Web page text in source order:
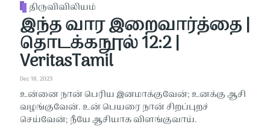
திருவிவிலியம்
இந்த வார இறைவார்த்தை |
தொடக்கநூல் 12:2 |
VeritasTamil
Dec 18, 2023
உன்னை நான் பெரிய இனமாக்குவேன்; உனக்கு ஆசி
வழங்குவேன். உன் பெயரை நான் சிறப்புறச்
செய்வேன்; நீயே ஆசியாக விளங்குவாய்.